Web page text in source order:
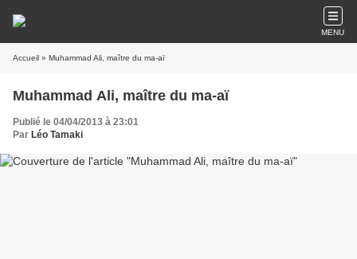
MENU
Accueil » Muhammad Ali, maître du ma-aï
Muhammad Ali, maître du ma-aï
Publié le 04/04/2013 à 23:01
Par Léo Tamaki